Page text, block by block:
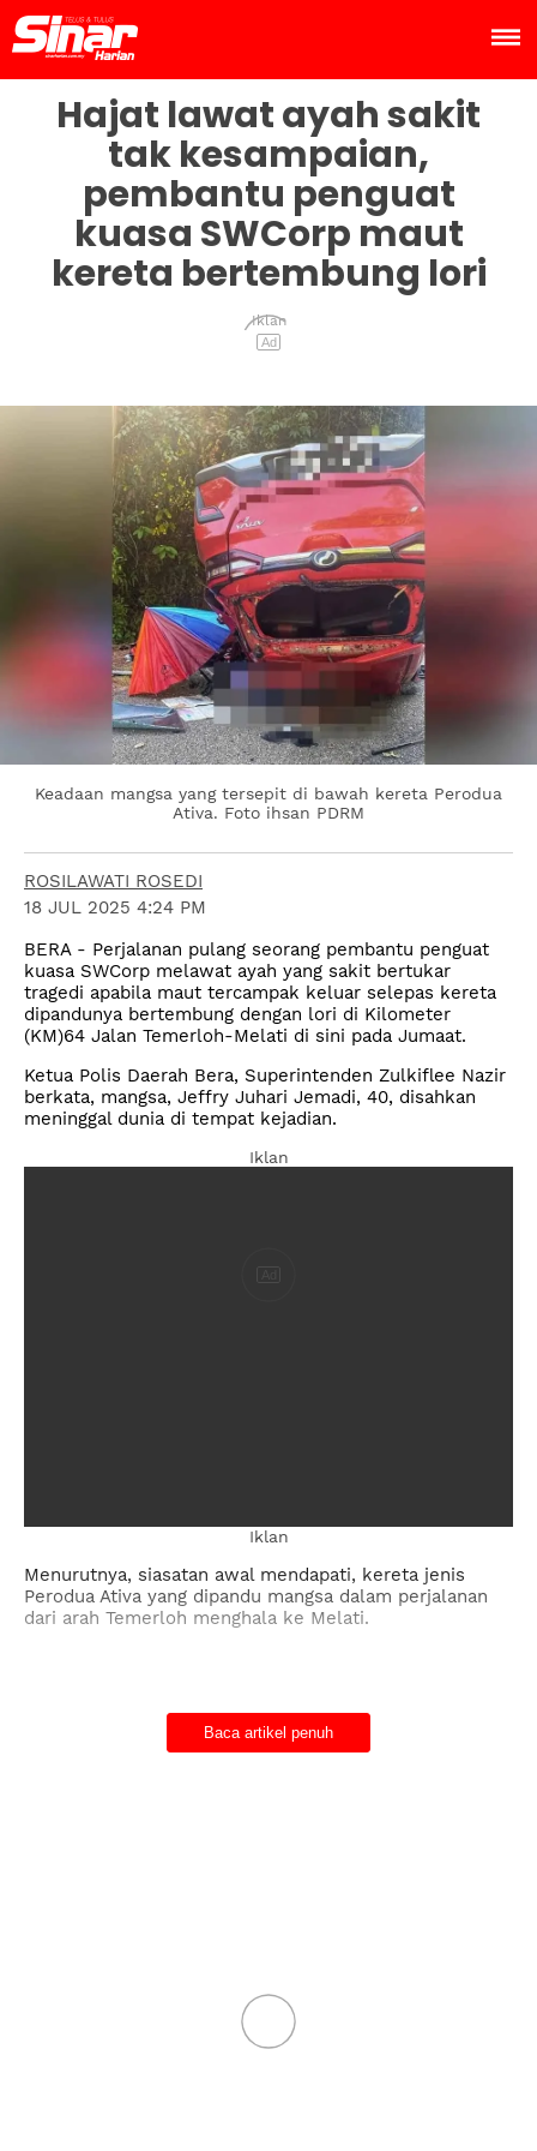
Hajat lawat ayah sakit
tak kesampaian,
pembantu penguat
kuasa SWCorp maut
kereta bertembung lori
Iklan
Ad
Keadaan mangsa yang tersepit di bawah kereta Perodua
Ativa. Foto ihsan PDRM
ROSILAWATI ROSEDI
18 JUL 2025 4:24 PM
BERA - Perjalanan pulang seorang pembantu penguat
kuasa SWCorp melawat ayah yang sakit bertukar
tragedi apabila maut tercampak keluar selepas kereta
dipandunya bertembung dengan lori di Kilometer
(KM)64 Jalan Temerloh-Melati di sini pada Jumaat.
Ketua Polis Daerah Bera, Superintenden Zulkiflee Nazir
berkata, mangsa, Jeffry Juhari Jemadi, 40, disahkan
meninggal dunia di tempat kejadian.
Iklan
Iklan
Menurutnya, siasatan awal mendapati, kereta jenis
Perodua Ativa yang dipandu mangsa dalam perjalanan
dari arah Temerloh menghala ke Melati.
dari arah bertentangan.Baca artikel penuh